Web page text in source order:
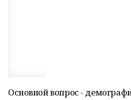
Основной вопрос -